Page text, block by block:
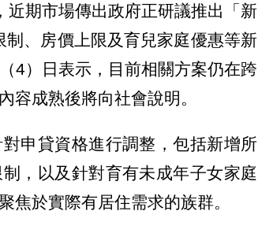
期市場傳出政府正研議推出「新
、房價上限及育兒家庭優惠等新
4）日表示，目前相關方案仍在跨
容成熟後將向社會說明。
申貸資格進行調整，包括新增所
，以及針對育有未成年子女家庭
焦於實際有居住需求的族群。